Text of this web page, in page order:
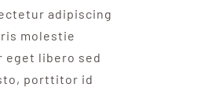
adipiscing
molestie
eget libero sed
porttitor id